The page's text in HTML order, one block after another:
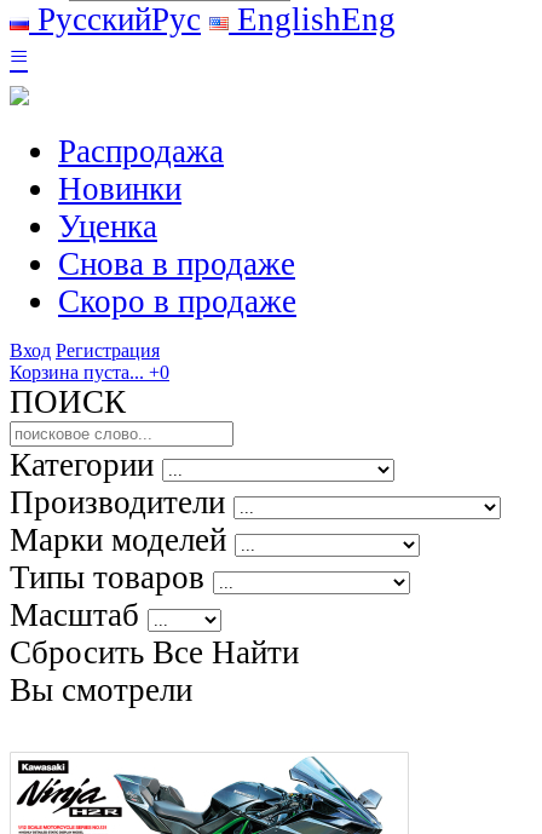
РусскийРус EnglishEng
≡
Распродажа
Новинки
Уценка
Снова в продаже
Скоро в продаже
Вход Регистрация
Корзина пуста... +0
ПОИСК
Категории
Производители
Марки моделей
Типы товаров
Масштаб
Сбросить Все Найти
Вы смотрели